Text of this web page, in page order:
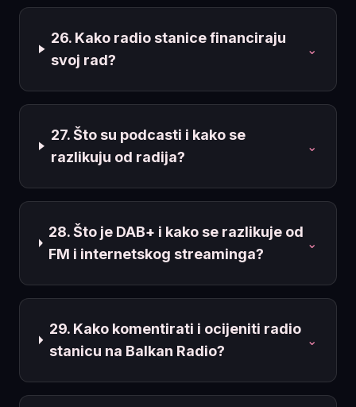
26. Kako radio stanice financiraju
svoj rad?
⌄
27. Što su podcasti i kako se
razlikuju od radija?
⌄
28. Što je DAB+ i kako se razlikuje od
FM i internetskog streaminga?
⌄
29. Kako komentirati i ocijeniti radio
stanicu na Balkan Radio?
⌄